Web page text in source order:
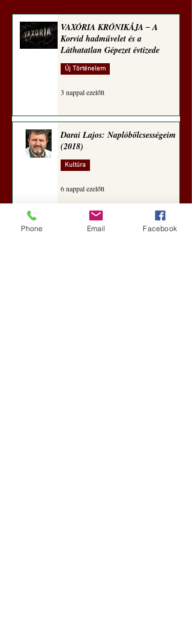
VAXÓRIA KRÓNIKÁJA ‒ A
Korvid hadművelet és a
Láthatatlan Gépezet évtizede
Új Történelem
3 nappal ezelőtt
Darai Lajos: Naplóbölcsességeim
(2018)
Kultúra
6 nappal ezelőtt
Phone Email Facebook